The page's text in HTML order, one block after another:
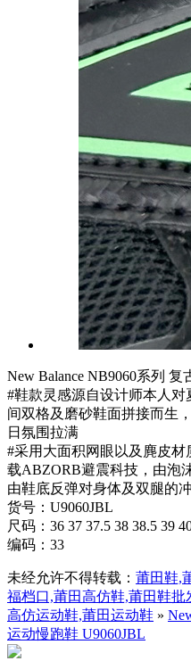
New Balance NB9060系列
#鞋款灵感源自设计师本人
间双格及磨砂鞋面拼接而生
日氛围拉满
#采用大面积网眼以及麂皮
载ABZORB避震科技，由泡
由鞋底反弹对身体及双腿的
货号：U9060JBL
尺码：36 37 37.5 38 38.5 39
编码：33
未经允许不得转载： 莆田鞋,
福档口,莆田高仿鞋,莆田鞋
高仿运动鞋,莆田运动鞋 »
运动慢跑鞋 U9060JBL